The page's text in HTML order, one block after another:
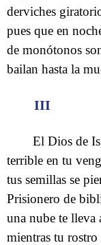
derviches
pues que en
de monótonos
bailan hasta la
III
El Dios de
terrible en tu
tus semillas se
Prisionero de
una nube te lleva
mientras tu rostro